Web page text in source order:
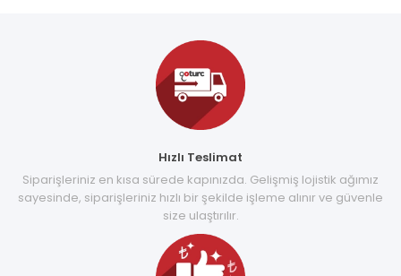
Hızlı Teslimat
Siparişleriniz en kısa sürede kapınızda. Gelişmiş lojistik ağımız
sayesinde, siparişleriniz hızlı bir şekilde işleme alınır ve güvenle
size ulaştırılır.